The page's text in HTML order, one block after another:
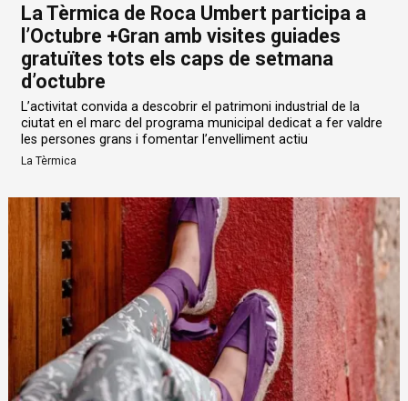
La Tèrmica de Roca Umbert participa a
l’Octubre +Gran amb visites guiades
gratuïtes tots els caps de setmana
d’octubre
L’activitat convida a descobrir el patrimoni industrial de la
ciutat en el marc del programa municipal dedicat a fer valdre
les persones grans i fomentar l’envelliment actiu
La Tèrmica